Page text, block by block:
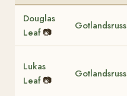
Douglas
Leaf 📷
Gotlandsruss
Lukas
Leaf 📷
Gotlandsruss